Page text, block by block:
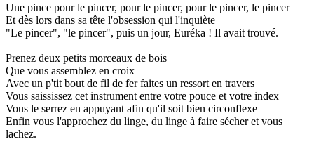
Une pince pour le pincer, pour le pincer, pour le pincer, le pincer
Et dès lors dans sa tête l'obsession qui l'inquiète
"Le pincer", "le pincer", puis un jour, Euréka ! Il avait trouvé.
Prenez deux petits morceaux de bois
Que vous assemblez en croix
Avec un p'tit bout de fil de fer faites un ressort en travers
Vous saississez cet instrument entre votre pouce et votre index
Vous le serrez en appuyant afin qu'il soit bien circonflexe
Enfin vous l'approchez du linge, du linge à faire sécher et vous
lachez.